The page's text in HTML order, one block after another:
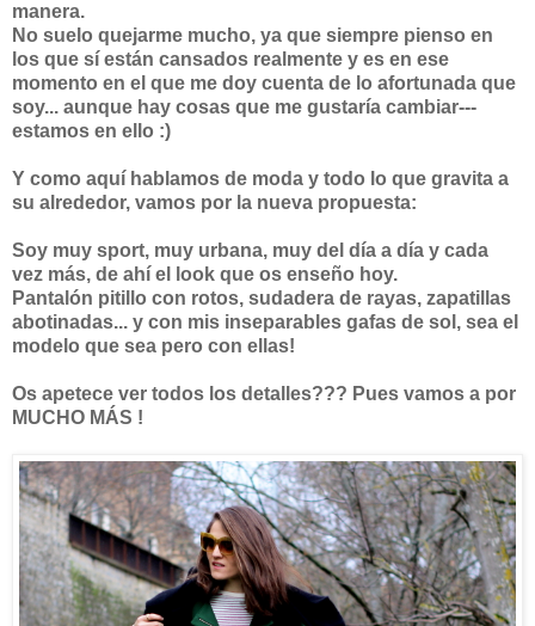
manera.
No suelo quejarme mucho, ya que siempre pienso en
los que sí están cansados realmente y es en ese
momento en el que me doy cuenta de lo afortunada que
soy... aunque hay cosas que me gustaría cambiar---
estamos en ello :)
Y como aquí hablamos de moda y todo lo que gravita a
su alrededor, vamos por la nueva propuesta:
Soy muy sport, muy urbana, muy del día a día y cada
vez más, de ahí el look que os enseño hoy.
Pantalón pitillo con rotos, sudadera de rayas, zapatillas
abotinadas... y con mis inseparables gafas de sol, sea el
modelo que sea pero con ellas!
Os apetece ver todos los detalles??? Pues vamos a por
MUCHO MÁS !